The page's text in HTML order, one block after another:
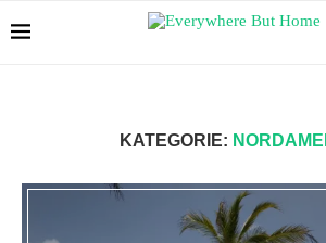
KATEGORIE: